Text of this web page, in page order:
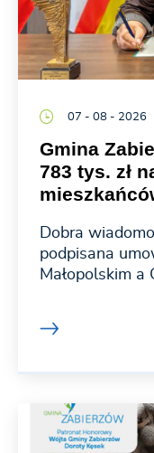
07 - 08 - 2026
Gmina
783 tys. zł
Dobra
podpisana
Małopolskim a